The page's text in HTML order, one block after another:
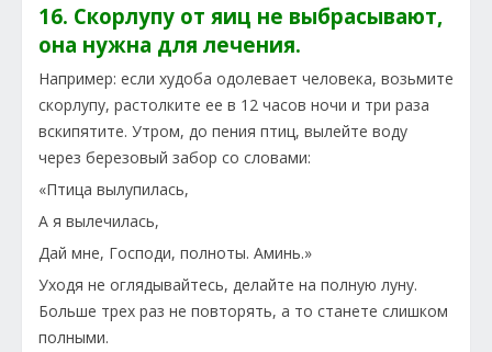
16. Скорлупу от яиц не выбрасывают,
она нужна для лечения.
Например: если худоба одолевает человека, возьмите
скорлупу, растолките ее в 12 часов ночи и три раза
вскипятите. Утром, до пения птиц, вылейте воду
через березовый забор со словами:
«Птица вылупилась,
А я вылечилась,
Дай мне, Господи, полноты. Аминь.»
Уходя не оглядывайтесь, делайте на полную луну.
Больше трех раз не повторять, а то станете слишком
полными.